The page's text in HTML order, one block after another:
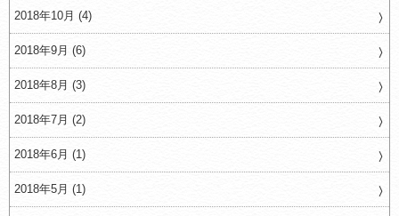
2018年10月 (4)
2018年9月 (6)
2018年8月 (3)
2018年7月 (2)
2018年6月 (1)
2018年5月 (1)